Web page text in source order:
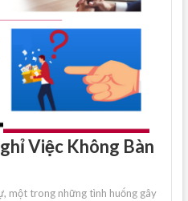
Việc Không Bàn
một trong những tình huống gây